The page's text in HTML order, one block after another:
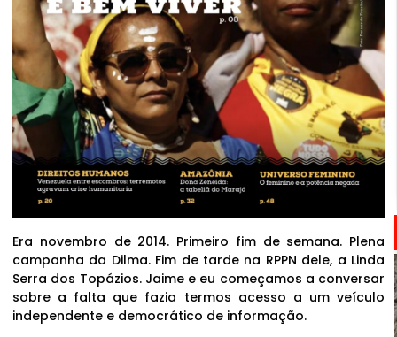
Era novembro de 2014. Primeiro fim de semana. Plena
campanha da Dilma. Fim de tarde na RPPN dele, a Linda
Serra dos Topázios. Jaime e eu começamos a conversar
sobre a falta que fazia termos acesso a um veículo
independente e democrático de informação.